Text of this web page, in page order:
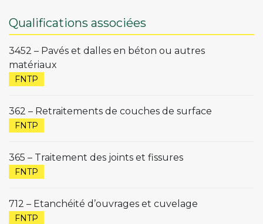
Qualifications associées
3452 – Pavés et dalles en béton ou autres
matériaux
FNTP
362 – Retraitements de couches de surface
FNTP
365 – Traitement des joints et fissures
FNTP
712 – Etanchéité d’ouvrages et cuvelage
FNTP